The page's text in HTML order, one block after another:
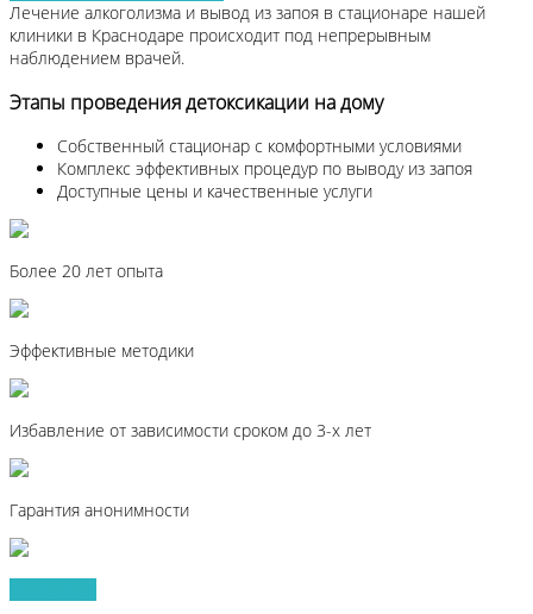
Лечение алкоголизма и вывод из запоя в стационаре нашей
клиники в Краснодаре происходит под непрерывным
наблюдением врачей.
Этапы проведения детоксикации на дому
Собственный стационар с комфортными условиями
Комплекс эффективных процедур по выводу из запоя
Доступные цены и качественные услуги
Более 20 лет опыта
Эффективные методики
Избавление от зависимости сроком до 3-х лет
Гарантия анонимности